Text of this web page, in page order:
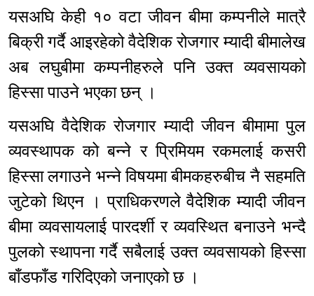
यसअघि केही १० वटा जीवन बीमा कम्पनीले मात्रै
बिक्री गर्दै आइरहेको वैदेशिक रोजगार म्यादी बीमालेख
अब लघुबीमा कम्पनीहरुले पनि उक्त व्यवसायको
हिस्सा पाउने भएका छन् ।
यसअघि वैदेशिक रोजगार म्यादी जीवन बीमामा पुल
व्यवस्थापक को बन्ने र प्रिमियम रकमलाई कसरी
हिस्सा लगाउने भन्ने विषयमा बीमकहरुबीच नै सहमति
जुटेको थिएन । प्राधिकरणले वैदेशिक म्यादी जीवन
बीमा व्यवसायलाई पारदर्शी र व्यवस्थित बनाउने भन्दै
पुलको स्थापना गर्दै सबैलाई उक्त व्यवसायको हिस्सा
बाँडफाँड गरिदिएको जनाएको छ ।